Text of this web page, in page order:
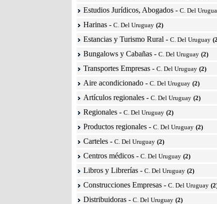
Estudios Jurídicos, Abogados - C. Del
Harinas - C. Del Uruguay (2)
Estancias y Turismo Rural - C. Del Uruguay
Bungalows y Cabañas - C. Del Uruguay (2)
Transportes Empresas - C. Del Uruguay (2)
Aire acondicionado - C. Del Uruguay (2)
Artículos regionales - C. Del Uruguay (2)
Regionales - C. Del Uruguay (2)
Productos regionales - C. Del Uruguay (2)
Carteles - C. Del Uruguay (2)
Centros médicos - C. Del Uruguay (2)
Libros y Librerías - C. Del Uruguay (2)
Construcciones Empresas - C. Del Uruguay
Distribuidoras - C. Del Uruguay (2)